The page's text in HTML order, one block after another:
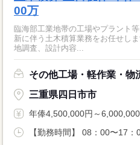
00万
臨海部工業地帯の工場やプラント
新に伴う土木積算業務をお任せします。 【具体的な業務内容
地調査、設計内容...
その他工場・軽作業・物
三重県四日市市
年俸4,500,000円～
【勤務時間】 08：00〜17